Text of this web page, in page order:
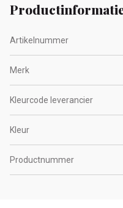
Artikelnummer
Merk
Kleurcode leverancier
Kleur
Productnummer